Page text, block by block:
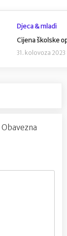
Djeca & mladi
Cijena školske
31. kolovoza 2023
Obavezna